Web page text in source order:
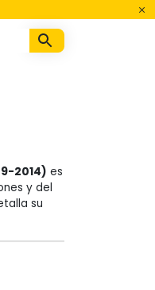
2014) es
y del
su